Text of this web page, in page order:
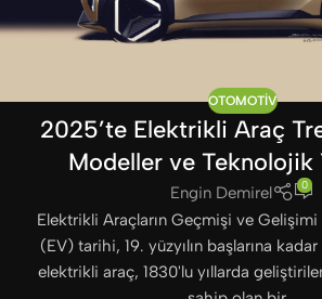
OTOMOTIV
2025’te Elektrikli Araç
Modeller ve Teknolojik
Engin Demirel 0
Elektrikli Araçların Geçmişi ve Gelişimi
(EV) tarihi, 19. yüzyılın başlarına
elektrikli araç, 1830'lu yıllarda